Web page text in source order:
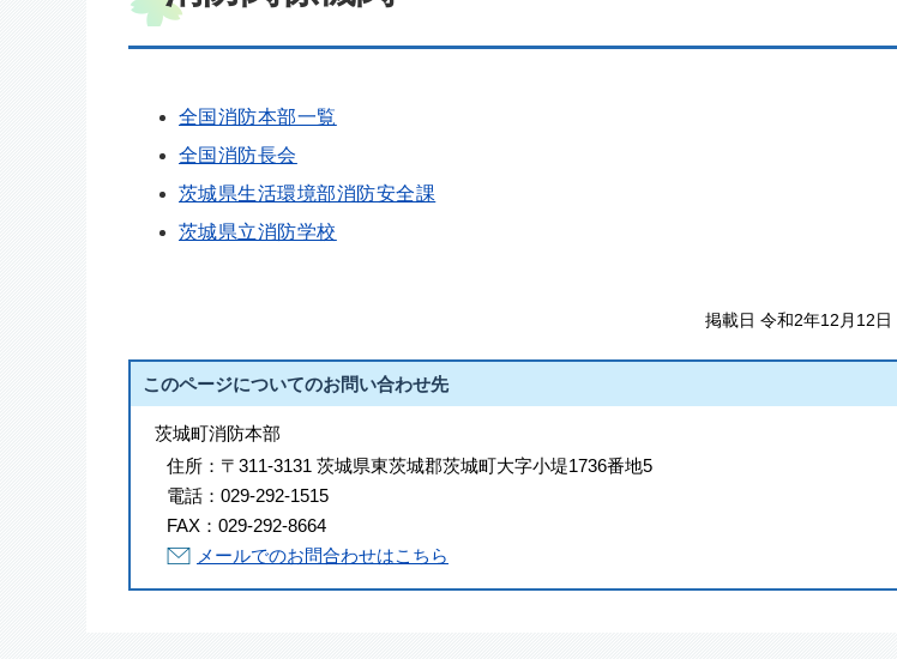
全国消防本部一覧
全国消防長会
茨城県生活環境部消防安全課
茨城県立消防学校
掲載日 令和2年12月12日
このページについてのお問い合わせ先
茨城町消防本部
住所： 〒311-3131 茨城県東茨城郡茨城町大字小堤1736番地5
電話： 029-292-1515
FAX： 029-292-8664
メールでのお問合わせはこちら